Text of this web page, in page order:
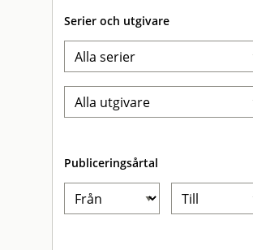
Serier och utgivare
Publiceringsårtal